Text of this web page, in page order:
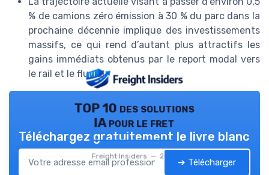
% de camions zéro émission à 30 % du parc dans la
prochaine décennie implique des investissements
massifs, ce qui rend d’autant plus attractifs les
gains immédiats obtenus par le report modal vers
le rail et le fluvial.
TOP 10 des solutions
IA pour le fret
Freight Insiders — 2026
Téléchargez gratuitement le livre blanc
➔ Télécharger